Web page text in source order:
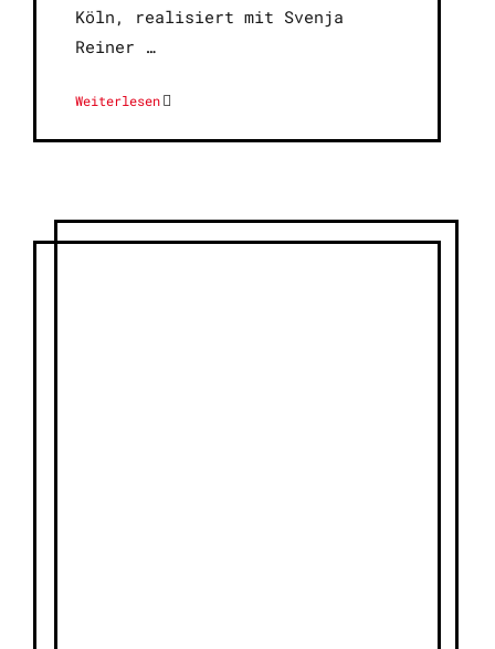
Köln, realisiert mit Svenja
Reiner
Weiterlesen